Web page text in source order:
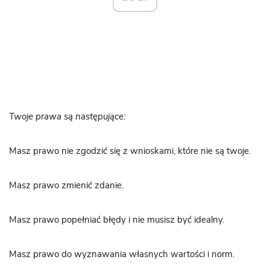
Twoje prawa są następujące:
Masz prawo nie zgodzić się z wnioskami, które nie są twoje.
Masz prawo zmienić zdanie.
Masz prawo popełniać błędy i nie musisz być idealny.
Masz prawo do wyznawania własnych wartości i norm.